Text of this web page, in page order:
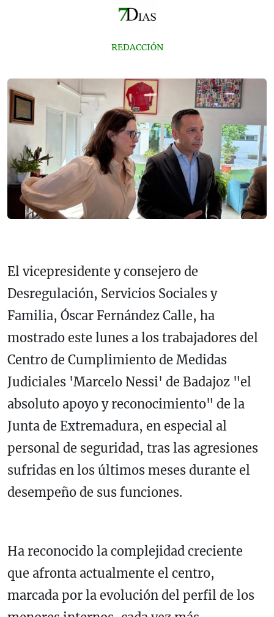
REDACCIÓN
El vicepresidente y consejero de
Desregulación, Servicios Sociales y
Familia, Óscar Fernández Calle, ha
mostrado este lunes a los trabajadores del
Centro de Cumplimiento de Medidas
Judiciales 'Marcelo Nessi' de Badajoz "el
absoluto apoyo y reconocimiento" de la
Junta de Extremadura, en especial al
personal de seguridad, tras las agresiones
sufridas en los últimos meses durante el
desempeño de sus funciones.
Ha reconocido la complejidad creciente
que afronta actualmente el centro,
marcada por la evolución del perfil de los